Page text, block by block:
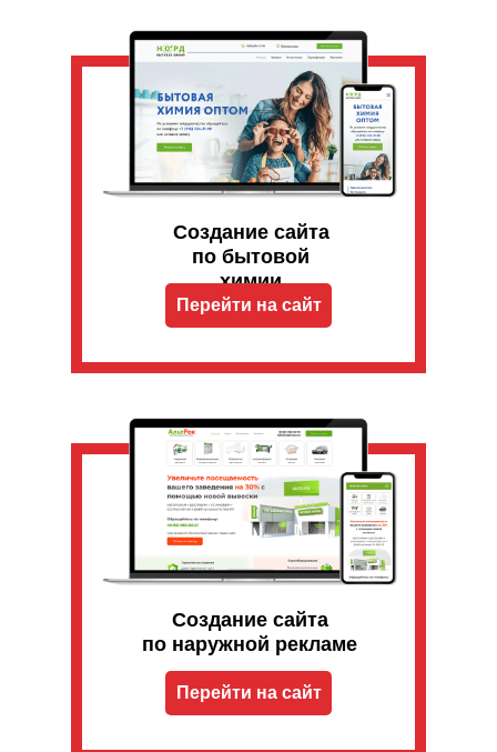
Создание сайта
по наружной рекламе
Перейти на сайт
Создание сайта
по бытовой
химии
Перейти на сайт